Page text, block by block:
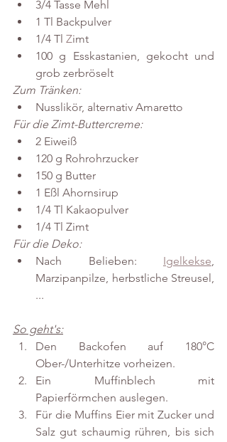
3/4 Tasse Mehl
1 Tl Backpulver
1/4 Tl Zimt
100 g Esskastanien, gekocht und
grob zerbröselt
Zum Tränken:
Nusslikör, alternativ Amaretto
Für die Zimt-Buttercreme:
2 Eiweiß
120 g Rohrohrzucker
150 g Butter
1 Eßl Ahornsirup
1/4 Tl Kakaopulver
1/4 Tl Zimt
Für die Deko:
Nach Belieben: Igelkekse,
Marzipanpilze, herbstliche Streusel,
...
So geht's:
Den Backofen auf 180°C
Ober-/Unterhitze vorheizen.
Ein Muffinblech mit
Papierförmchen auslegen.
Für die Muffins Eier mit Zucker und
Salz gut schaumig rühren, bis sich